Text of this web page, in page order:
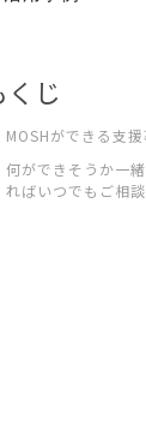
くじ
MOSHができる支
何ができそうか一
ればいつでもご相談